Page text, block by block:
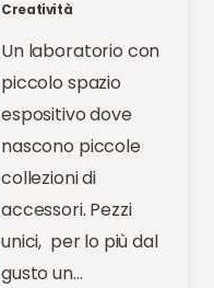
Creatività
Un laboratorio con
piccolo spazio
espositivo dove
nascono piccole
collezioni di
accessori. Pezzi
unici, per lo più dal
gusto un…